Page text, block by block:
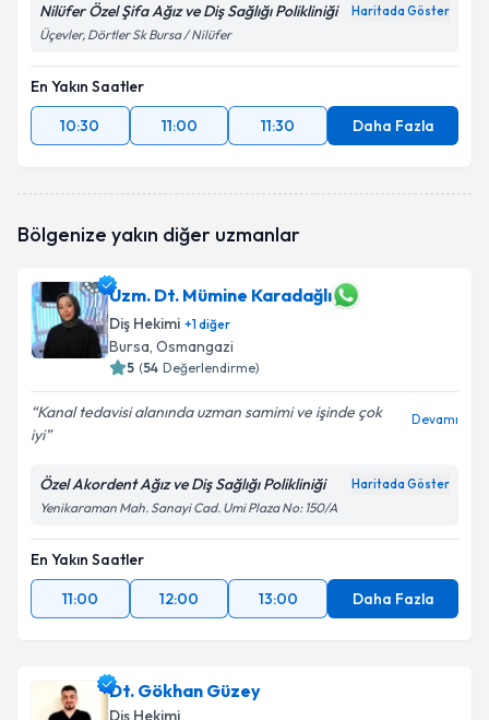
Nilüfer Özel Şifa Ağız ve Diş Sağlığı Polikliniği Haritada Göster
Üçevler, Dörtler Sk Bursa / Nilüfer
En Yakın Saatler
10:30
11:00 11:30 Daha Fazla
Bölgenize yakın diğer uzmanlar
Uzm. Dt. Mümine Karadağlı
Diş Hekimi +1diğer
Bursa, Osmangazi
5 (54 Değerlendirme)
Kanal tedavisi alanında uzman samimi ve işinde çok
iyi
Devamı
Özel Akordent Ağız ve Diş Sağlığı Polikliniği Haritada Göster
Yenikaraman Mah. Sanayi Cad. Umi Plaza No: 150/A
En Yakın Saatler
11:00
12:00 13:00 Daha Fazla
Dt. Gökhan Güzey
Diş Hekimi